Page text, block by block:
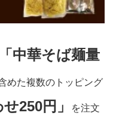
「中華そば麺量
めた複数のトッピング
250円」
を注文